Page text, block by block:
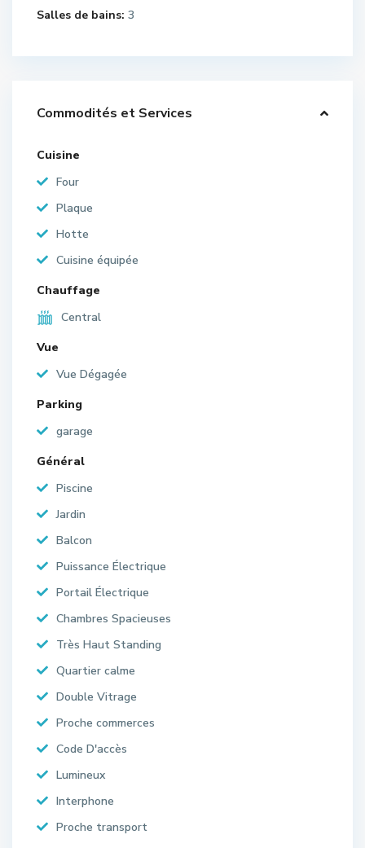
Salles de bains: 3
Commodités et Services
Cuisine
Four
Plaque
Hotte
Cuisine équipée
Chauffage
Central
Vue
Vue Dégagée
Parking
garage
Général
Piscine
Jardin
Balcon
Puissance Électrique
Portail Électrique
Chambres Spacieuses
Très Haut Standing
Quartier calme
Double Vitrage
Proche commerces
Code D'accès
Lumineux
Interphone
Proche transport